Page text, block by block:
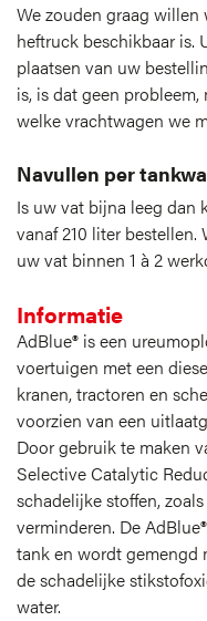
We zouden graag willen
heftruck beschikbaar is.
plaatsen van uw
is, is dat geen
welke vrachtwagen we
Navullen per
Is uw vat bijna leeg dan
vanaf 210 liter
uw vat binnen 1 à 2
Informatie
AdBlue® is een
voertuigen met een
kranen, tractoren en
voorzien van een
Door gebruik te maken
Selective Catalytic
schadelijke stoffen,
verminderen. De
tank en wordt gemengd
de schadelijke
water.